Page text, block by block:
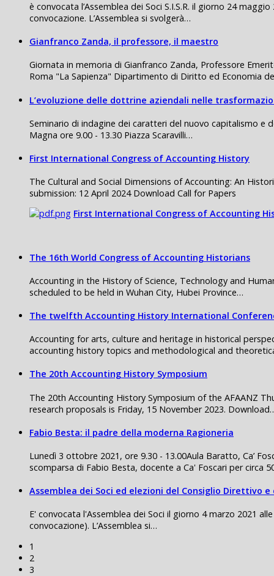
è convocata l’Assemblea dei Soci S.I.S.R. il giorno 24
convocazione. L’Assemblea si svolgerà…
Gianfranco Zanda, il professore, il maestro
Giornata in memoria di Gianfranco Zanda, Professore
Roma "La Sapienza" Dipartimento di Diritto ed Economia
L’evoluzione delle dottrine aziendali nelle
Seminario di indagine dei caratteri del nuovo capitalismo e
Magna ore 9.00 - 13.30 Piazza Scaravilli…
First International Congress of Accounting History
The Cultural and Social Dimensions of Accounting: An
submission: 12 April 2024 Download Call for Papers
First International Congress of Accounting
The 16th World Congress of Accounting Historians
Accounting in the History of Science, Technology and
scheduled to be held in Wuhan City, Hubei Province…
The twelfth Accounting History International
Accounting for arts, culture and heritage in historical
accounting history topics and methodological and
The 20th Accounting History Symposium
The 20th Accounting History Symposium of the AFAANZ
research proposals is Friday, 15 November 2023.
Fabio Besta: il padre della moderna Ragioneria
Lunedì 3 ottobre 2021, ore 9.30 - 13.00Aula Baratto, Ca’
scomparsa di Fabio Besta, docente a Ca' Foscari per circa
Assemblea dei Soci ed elezioni del Consiglio Direttivo
E' convocata l'Assemblea dei Soci il giorno 4 marzo 2021
convocazione). L’Assemblea si…
1
2
3